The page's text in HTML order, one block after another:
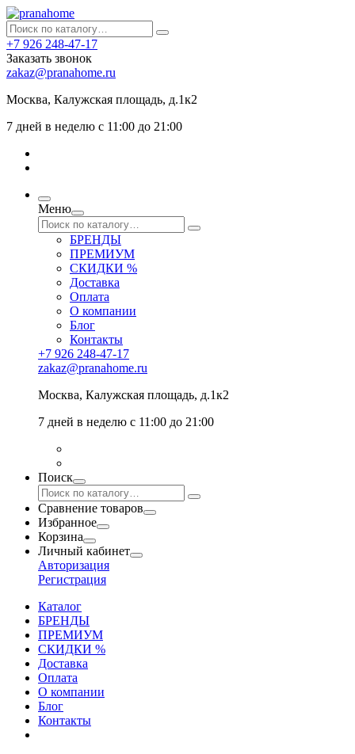
+7 926 248-47-17
Заказать звонок
zakaz@pranahome.ru
Москва, Калужская площадь, д.1к2
7 дней в неделю с 11:00 до 21:00
Меню
БРЕНДЫ
ПРЕМИУМ
СКИДКИ %
Доставка
Оплата
О компании
Блог
Контакты
+7 926 248-47-17
zakaz@pranahome.ru
Москва, Калужская площадь, д.1к2
7 дней в неделю с 11:00 до 21:00
Поиск
Сравнение товаров
Избранное
Корзина
Личный кабинет
Авторизация
Регистрация
Каталог
БРЕНДЫ
ПРЕМИУМ
СКИДКИ %
Доставка
Оплата
О компании
Блог
Контакты